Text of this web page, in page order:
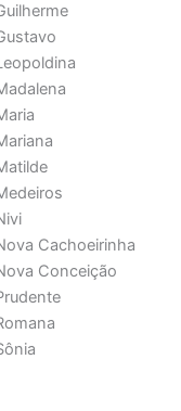
Cachoeirinha
Conceição